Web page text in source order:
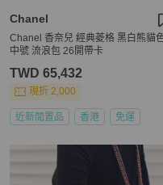
Chanel
Chanel 香奈兒 經典菱格 黑白熊貓
中號 流浪包 26開帶卡
TWD 65,432
現折 2,000
近新閒置品 香港 免運